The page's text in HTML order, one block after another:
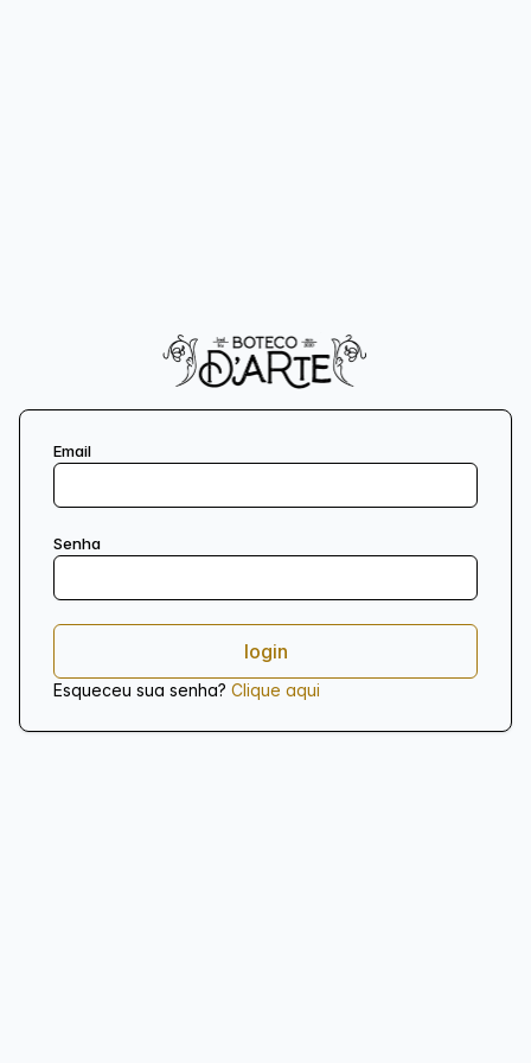
Email
Senha
Esqueceu sua senha? Clique aqui